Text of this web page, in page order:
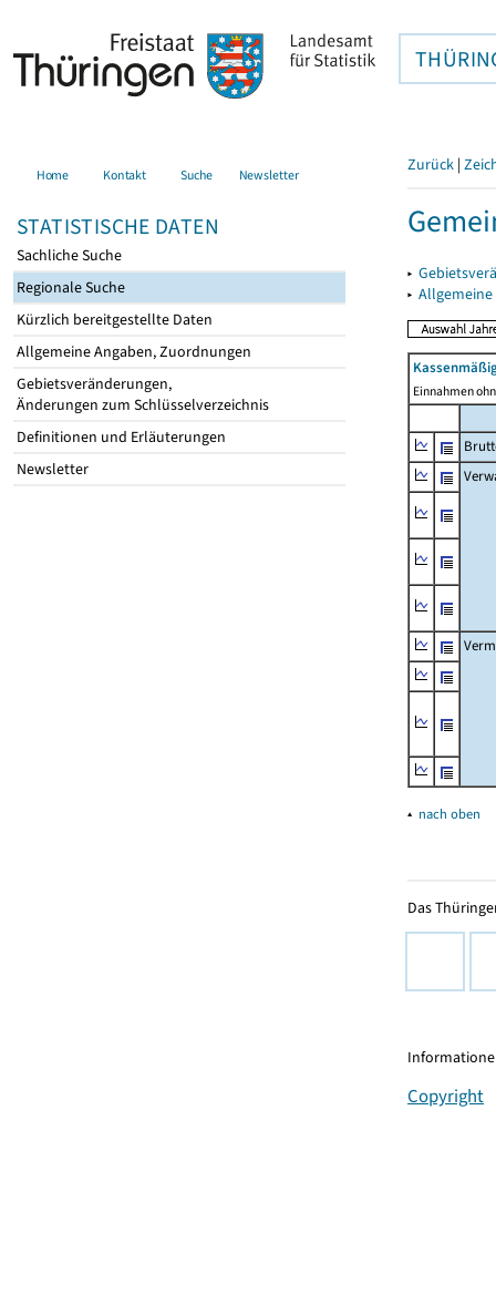
Home Kontakt Suche Newsletter
STATISTISCHE DATEN
Sachliche Suche
Regionale Suche
Kürzlich bereitgestellte Daten
Allgemeine Angaben, Zuordnungen
Gebietsveränderungen,
Änderungen zum Schlüsselverzeichnis
Definitionen und Erläuterungen
Newsletter
Zurück |
▸
▸
Einnahmen
▴ nach oben
Das
Copyright